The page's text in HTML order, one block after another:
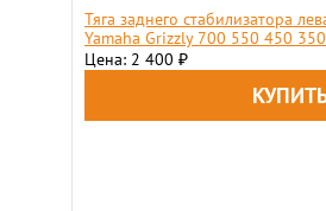
Тяга заднего стабилизатора
Yamaha Grizzly 700 550 450
Цена: 2 400 ₽